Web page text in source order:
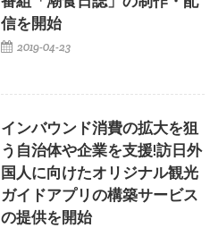
信を開始
2019-04-23
インバウンド消費の拡大を狙
う自治体や企業を支援!訪日外
国人に向けたオリジナル観光
ガイドアプリの構築サービス
の提供を開始